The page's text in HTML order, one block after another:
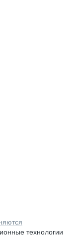
технологии